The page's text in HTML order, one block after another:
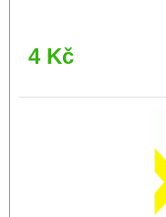
4 Kč